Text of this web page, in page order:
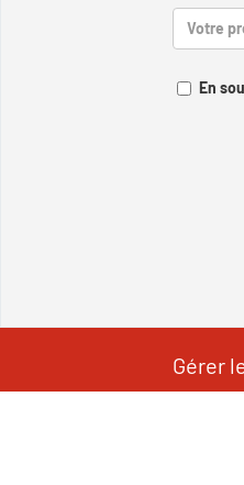
En
Gérer